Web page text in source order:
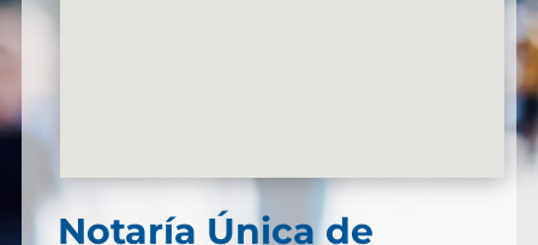
Notaría Única de